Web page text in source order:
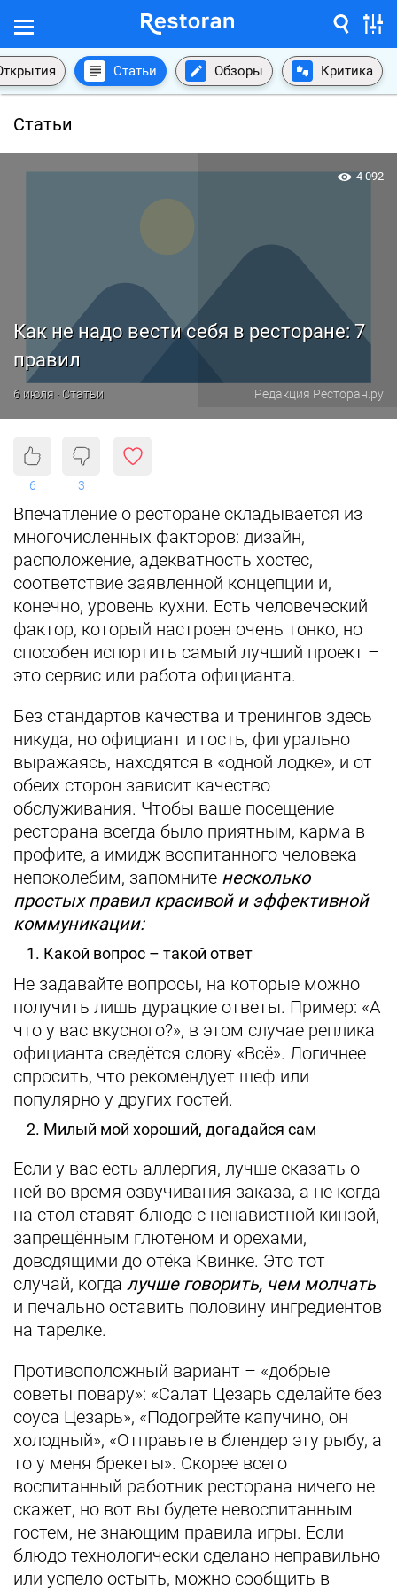
Статьи Обзоры Критика
Статьи
Как не надо вести себя в ресторане: 7
правил
6 июля · Статьи Редакция Ресторан.ру
4 092
6 3
Впечатление о ресторане складывается из
многочисленных факторов: дизайн,
расположение, адекватность хостес,
соответствие заявленной концепции и,
конечно, уровень кухни. Есть человеческий
фактор, который настроен очень тонко, но
способен испортить самый лучший проект –
это сервис или работа официанта.
Без стандартов качества и тренингов здесь
никуда, но официант и гость, фигурально
выражаясь, находятся в «одной лодке», и от
обеих сторон зависит качество
обслуживания. Чтобы ваше посещение
ресторана всегда было приятным, карма в
профите, а имидж воспитанного человека
непоколебим, запомните несколько
простых правил красивой и эффективной
коммуникации:
1. Какой вопрос – такой ответ
Не задавайте вопросы, на которые можно
получить лишь дурацкие ответы. Пример: «А
что у вас вкусного?», в этом случае реплика
официанта сведётся слову «Всё». Логичнее
спросить, что рекомендует шеф или
популярно у других гостей.
2. Милый мой хороший, догадайся сам
Если у вас есть аллергия, лучше сказать о
ней во время озвучивания заказа, а не когда
на стол ставят блюдо с ненавистной кинзой,
запрещённым глютеном и орехами,
доводящими до отёка Квинке. Это тот
случай, когда лучше говорить, чем молчать
и печально оставить половину ингредиентов
на тарелке.
Противоположный вариант – «добрые
советы повару»: «Салат Цезарь сделайте без
соуса Цезарь», «Подогрейте капучино, он
холодный», «Отправьте в блендер эту рыбу, а
то у меня брекеты». Скорее всего
воспитанный работник ресторана ничего не
скажет, но вот вы будете невоспитанным
гостем, не знающим правила игры. Если
блюдо технологически сделано неправильно
или успело остыть, можно сообщить в